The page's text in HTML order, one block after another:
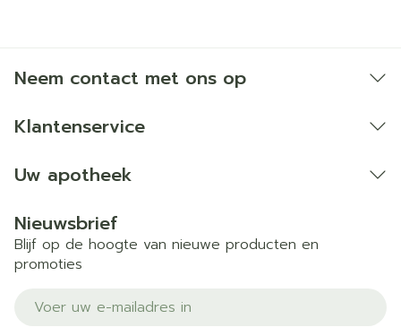
de ziekte van Parkinson).
Warfarine of andere geneesmiddelen
om het bloed te verdunnen.
te behandelen zoals propafenon en flecaïnide.
Metoprolol, een bètablokker (om hoge bloeddruk
en hartproblemen te behandelen).
Pravastatine, om een hoge cholesterol te
behandelen.
Rifampicine, (om tuberculose (tbc) en lepra te
linezolid (een antibioticum gebruikt om infecties
Neem contact met ons op
Klantenservice
Uw apotheek
Nieuwsbrief
Blijf op de hoogte van nieuwe producten en
promoties
E-mail adres